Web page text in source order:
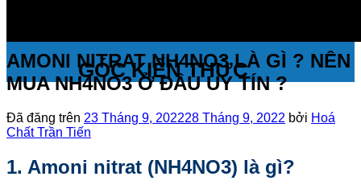
GÓC KIẾN THỨC
AMONI NITRAT NH4NO3 LÀ GÌ ? NÊN
MUA NH4NO3 Ở ĐÂU UY TÍN ?
Đã đăng trên 23 Tháng 9, 202228 Tháng 9, 2022 bởi Hoá
Chất Trần Tiến
1. Amoni nitrat (NH4NO3) là gì?